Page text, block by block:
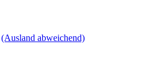
(Ausland abweichend)